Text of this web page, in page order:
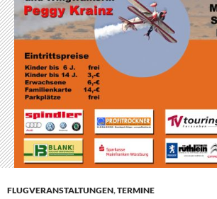
FLUGVERANSTALTUNGEN,TERMINE